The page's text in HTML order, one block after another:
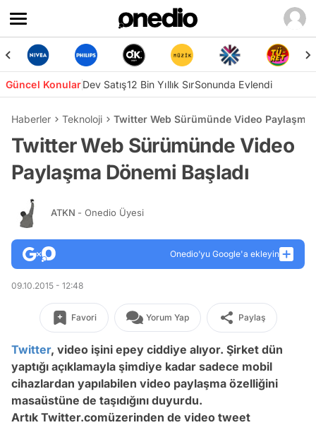
Güncel KonularDev Satış12 Bin Yıllık SırSonunda Evlendi
Haberler Teknoloji Twitter Web Sürümünde Video Paylaşma
Twitter Web Sürümünde Video
Paylaşma Dönemi Başladı
ATKN - Onedio Üyesi
Onedio’yu Google'a ekleyin
09.10.2015 - 12:48
Favori Yorum Yap Paylaş
Twitter, video işini epey ciddiye alıyor. Şirket dün
yaptığı açıklamayla şimdiye kadar sadece mobil
cihazlardan yapılabilen video paylaşma özelliğini
masaüstüne de taşıdığını duyurdu.
Artık Twitter.comüzerinden de video tweet